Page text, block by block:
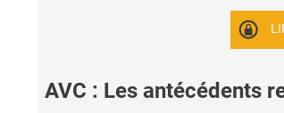
AVC : Les antécédents